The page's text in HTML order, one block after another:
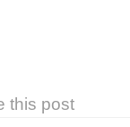
this post